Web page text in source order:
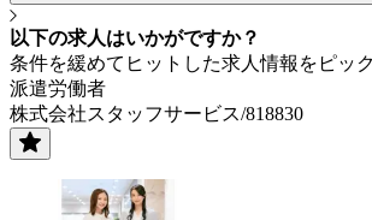
以下の求人はいかがですか？
条件を緩めてヒットした求人情報をピッ
派遣労働者
株式会社スタッフサービス/818830